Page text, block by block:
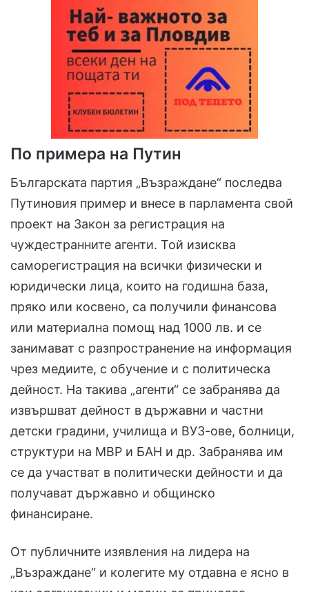
По примера на Путин
Българската партия „Възраждане“ последва
Путиновия пример и внесе в парламента свой
проект на Закон за регистрация на
чуждестранните агенти. Той изисква
саморегистрация на всички физически и
юридически лица, които на годишна база,
пряко или косвено, са получили финансова
или материална помощ над 1000 лв. и се
занимават с разпространение на информация
чрез медиите, с обучение и с политическа
дейност. На такива „агенти“ се забранява да
извършват дейност в държавни и частни
детски градини, училища и ВУЗ-ове, болници,
структури на МВР и БАН и др. Забранява им
се да участват в политически дейности и да
получават държавно и общинско
финансиране.
От публичните изявления на лидера на
„Възраждане“ и колегите му отдавна е ясно в